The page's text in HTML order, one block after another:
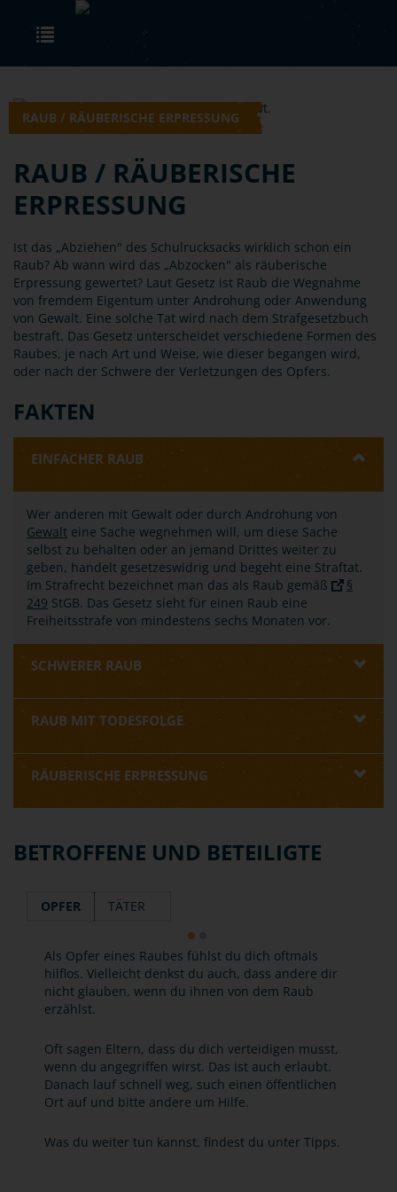
Skip to main content
RAUB / RÄUBERISCHE ERPRESSUNG
RAUB / RÄUBERISCHE
ERPRESSUNG
Ist das „Abziehen" des Schulrucksacks wirklich schon ein
Raub? Ab wann wird das „Abzocken" als räuberische
Erpressung gewertet? Laut Gesetz ist Raub die Wegnahme
von fremdem Eigentum unter Androhung oder Anwendung
von Gewalt. Eine solche Tat wird nach dem Strafgesetzbuch
bestraft. Das Gesetz unterscheidet verschiedene Formen des
Raubes, je nach Art und Weise, wie dieser begangen wird,
oder nach der Schwere der Verletzungen des Opfers.
FAKTEN
EINFACHER RAUB
Wer anderen mit Gewalt oder durch Androhung von
Gewalt eine Sache wegnehmen will, um diese Sache
selbst zu behalten oder an jemand Drittes weiter zu
geben, handelt gesetzeswidrig und begeht eine Straftat.
Im Strafrecht bezeichnet man das als Raub gemäß
§
249 StGB. Das Gesetz sieht für einen Raub eine
Freiheitsstrafe von mindestens sechs Monaten vor.
SCHWERER RAUB
RAUB MIT TODESFOLGE
RÄUBERISCHE ERPRESSUNG
BETROFFENE UND BETEILIGTE
OPFER TÄTER
Als Opfer eines Raubes fühlst du dich oftmals
hilflos. Vielleicht denkst du auch, dass andere dir
nicht glauben, wenn du ihnen von dem Raub
erzählst.
Oft sagen Eltern, dass du dich verteidigen musst,
wenn du angegriffen wirst. Das ist auch erlaubt.
Danach lauf schnell weg, such einen öffentlichen
Ort auf und bitte andere um Hilfe.
Was du weiter tun kannst, findest du unter Tipps.